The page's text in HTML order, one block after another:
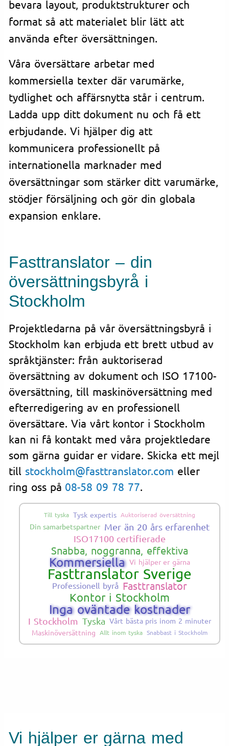
bevara layout, produktstrukturer och
format så att materialet blir lätt att
använda efter översättningen.
Våra översättare arbetar med
kommersiella texter där varumärke,
tydlighet och affärsnytta står i centrum.
Ladda upp ditt dokument nu och få ett
erbjudande. Vi hjälper dig att
kommunicera professionellt på
internationella marknader med
översättningar som stärker ditt varumärke,
stödjer försäljning och gör din globala
expansion enklare.
Fasttranslator – din
översättningsbyrå i
Stockholm
Projektledarna på vår översättningsbyrå i
Stockholm kan erbjuda ett brett utbud av
språktjänster: från auktoriserad
översättning av dokument och ISO 17100-
översättning, till maskinöversättning med
efterredigering av en professionell
översättare. Via vårt kontor i Stockholm
kan ni få kontakt med våra projektledare
som gärna guidar er vidare. Skicka ett mejl
till stockholm@fasttranslator.com eller
ring oss på 08-58 09 78 77.
Till tyska Tysk expertis Auktoriserad översättning
Din samarbetspartner Mer än 20 års erfarenhet
ISO17100 certifierade
Snabba, noggranna, effektiva
Kommersiella Vi hjälper er gärna
Fasttranslator Sverige
Professionell byrå Fasttranslator
Kontor i Stockholm
Inga oväntade kostnader
I Stockholm Tyska Vårt bästa pris inom 2 minuter
Maskinöversättning Allt inom tyska Snabbast i Stockholm
Vi hjälper er gärna med